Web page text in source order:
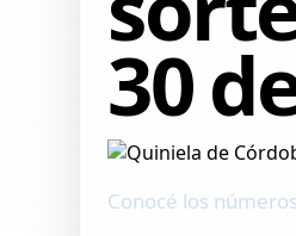
30
Conocé los